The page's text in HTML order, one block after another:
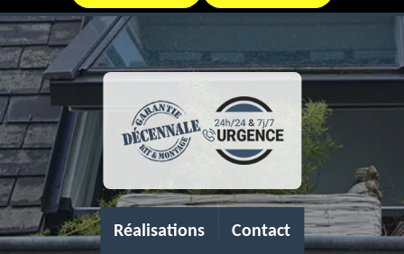
Réalisations Contact